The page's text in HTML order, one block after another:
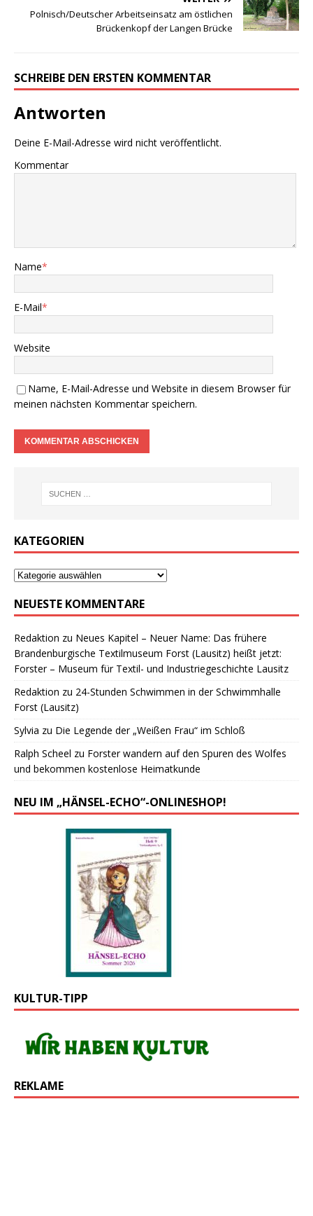
Polnisch/Deutscher Arbeitseinsatz am östlichen
Brückenkopf der Langen Brücke
SCHREIBE DEN ERSTEN KOMMENTAR
Antworten
Deine E-Mail-Adresse wird nicht veröffentlicht.
Kommentar
Name*
E-Mail*
Website
Name, E-Mail-Adresse und Website in diesem Browser für
meinen nächsten Kommentar speichern.
KATEGORIEN
NEUESTE KOMMENTARE
Redaktion zu Neues Kapitel – Neuer Name: Das frühere
Brandenburgische Textilmuseum Forst (Lausitz) heißt jetzt:
Forster – Museum für Textil- und Industriegeschichte Lausitz
Redaktion zu 24-Stunden Schwimmen in der Schwimmhalle
Forst (Lausitz)
Sylvia zu Die Legende der „Weißen Frau“ im Schloß
Ralph Scheel zu Forster wandern auf den Spuren des Wolfes
und bekommen kostenlose Heimatkunde
NEU IM „HÄNSEL-ECHO“-ONLINESHOP!
KULTUR-TIPP
REKLAME